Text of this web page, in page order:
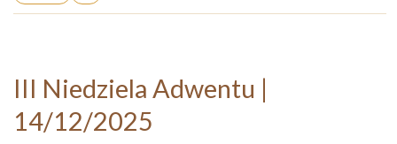
III Niedziela Adwentu |
14/12/2025